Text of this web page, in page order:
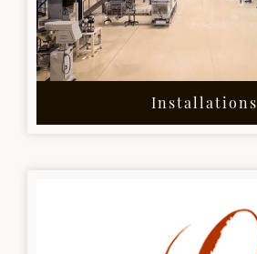
Installations